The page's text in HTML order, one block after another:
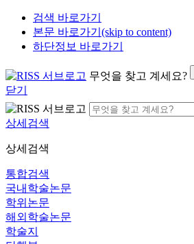
검색 바로가기
본문 바로가기(skip to content)
하단정보 바로가기
무엇을 찾고 계세요?
닫기
상세검색
상세검색
통합검색
국내학술논문
학위논문
해외학술논문
학술지